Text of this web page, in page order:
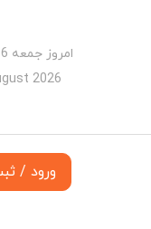
امروز جمعه 16 مرداد 1405
2026
ورود /